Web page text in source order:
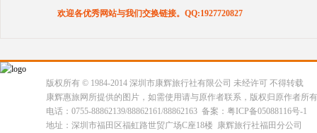
欢迎各优秀网站与我们交换链接。QQ:1927720827
版权所有 © 1984-2014 深圳市康辉旅行社有限公司 未经许可 不得转载
康辉惠旅网所提供的图片，如需使用请与原作者联系，版权归原作者所
电话：0755-88862139/88862161/88862163 备案：粤ICP备05088116号-1
地址：深圳市福田区福虹路世贸广场C座18楼 康辉旅行社福田分公司